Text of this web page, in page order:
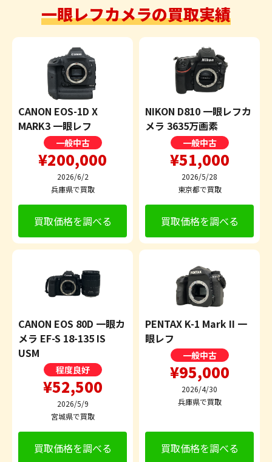
一眼レフカメラの買取実績
CANON EOS-1D X
MARK3 一眼レフ
一般中古
¥200,000
2026/6/2
兵庫県で買取
買取価格を調べる
NIKON D810 一眼レフカ
メラ 3635万画素
一般中古
¥51,000
2026/5/28
東京都で買取
買取価格を調べる
CANON EOS 80D 一眼カ
メラ EF-S 18-135 IS
USM
程度良好
¥52,500
2026/5/9
宮城県で買取
買取価格を調べる
PENTAX K-1 Mark II 一
眼レフ
一般中古
¥95,000
2026/4/30
兵庫県で買取
買取価格を調べる